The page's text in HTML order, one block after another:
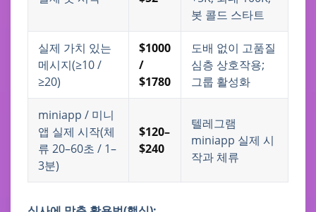
봇 콜드 스타트
실제 가치 있는
메시지(≥10 /
≥20)
$1000
/
$1780
도배 없이 고품질
심층 상호작용;
그룹 활성화
miniapp / 미니
앱 실제 시작(체
류 20–60초 / 1–
3분)
$120–
$240
텔레그램
miniapp 실제 시
작과 체류